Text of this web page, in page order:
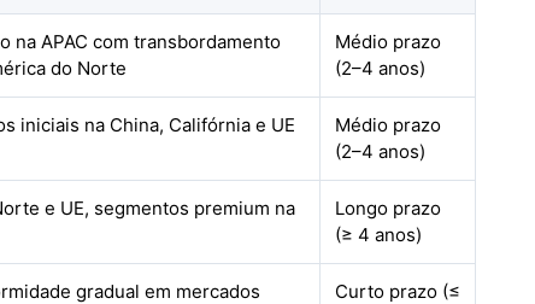
na APAC com transbordamento
do Norte
Médio prazo
(2–4 anos)
iniciais na China, Califórnia e UE
Médio prazo
(2–4 anos)
e UE, segmentos premium na
Longo prazo
(≥ 4 anos)
gradual em mercados
Curto prazo (≤